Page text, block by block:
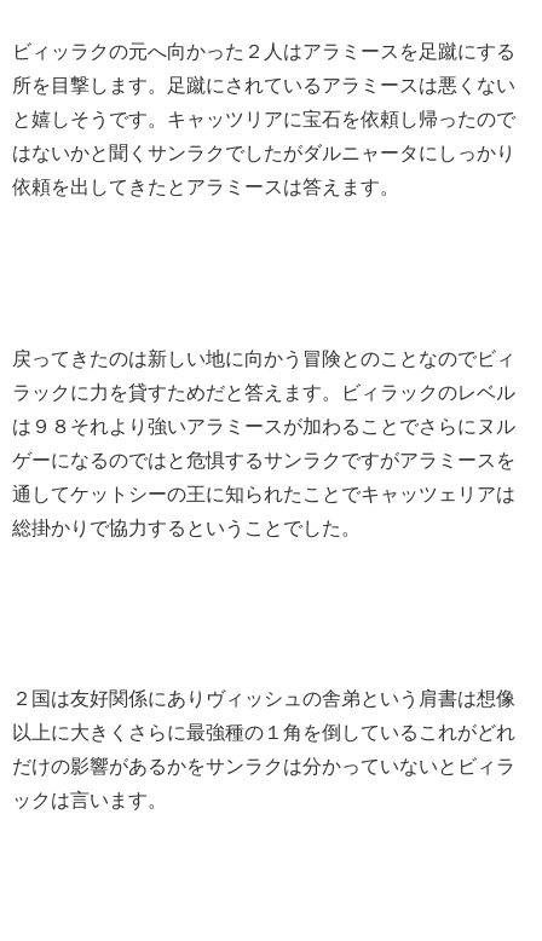
ビィッラクの元へ向かった２人はアラミースを足蹴にする
所を目撃します。足蹴にされているアラミースは悪くない
と嬉しそうです。 キャッツリアに宝石を依頼し帰ったので
はないかと聞くサンラクでしたがダルニャータにしっかり
依頼を出してきたとアラミースは答えます。
戻ってきたのは新しい地に向かう冒険とのことなのでビィ
ラックに力を貸すためだと答えます。ビィラックのレベル
は９８それより強いアラミースが加わることでさらにヌル
ゲーになるのではと危惧するサンラクですがアラミースを
通してケットシーの王に知られたことでキャッツェリアは
総掛かりで協力するということでした。
２国は友好関係にありヴィッシュの舎弟という肩書は想像
以上に大きくさらに最強種の１角を倒しているこれがどれ
だけの影響があるかをサンラクは分かっていないとビィラ
ックは言います。